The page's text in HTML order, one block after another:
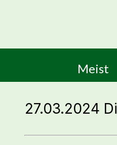
Meist
27.03.2024